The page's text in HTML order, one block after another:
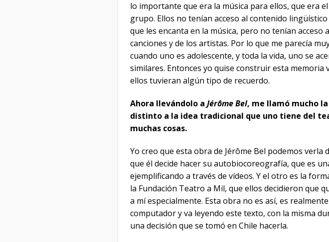
lo importante que era la música para ellos, que era
grupo. Ellos no tenían acceso al contenido
que les encanta en la música, pero no tenían
canciones y de los artistas. Por lo que me parecía
cuando uno es adolescente, y toda la vida, uno se
similares. Entonces yo quise construir esta memoria
ellos tuvieran algún tipo de recuerdo.
Ahora llevándolo a Jérôme Bel, me llamó mucho
distinto a la idea tradicional que uno tiene del
muchas cosas.
Yo creo que esta obra de Jérôme Bel podemos
que él decide hacer su autobiocoreografía, que es
ejemplificando a través de vídeos. Y el otro es la
la Fundación Teatro a Mil, que ellos decidieron que
a mí especialmente. Esta obra no es así, es
computador y va leyendo este texto, con la misma
una decisión que se tomó en Chile hacerla.